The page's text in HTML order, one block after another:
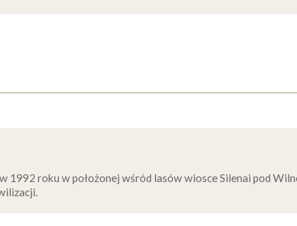
1992 roku w położonej wśród lasów wiosce Silenai pod